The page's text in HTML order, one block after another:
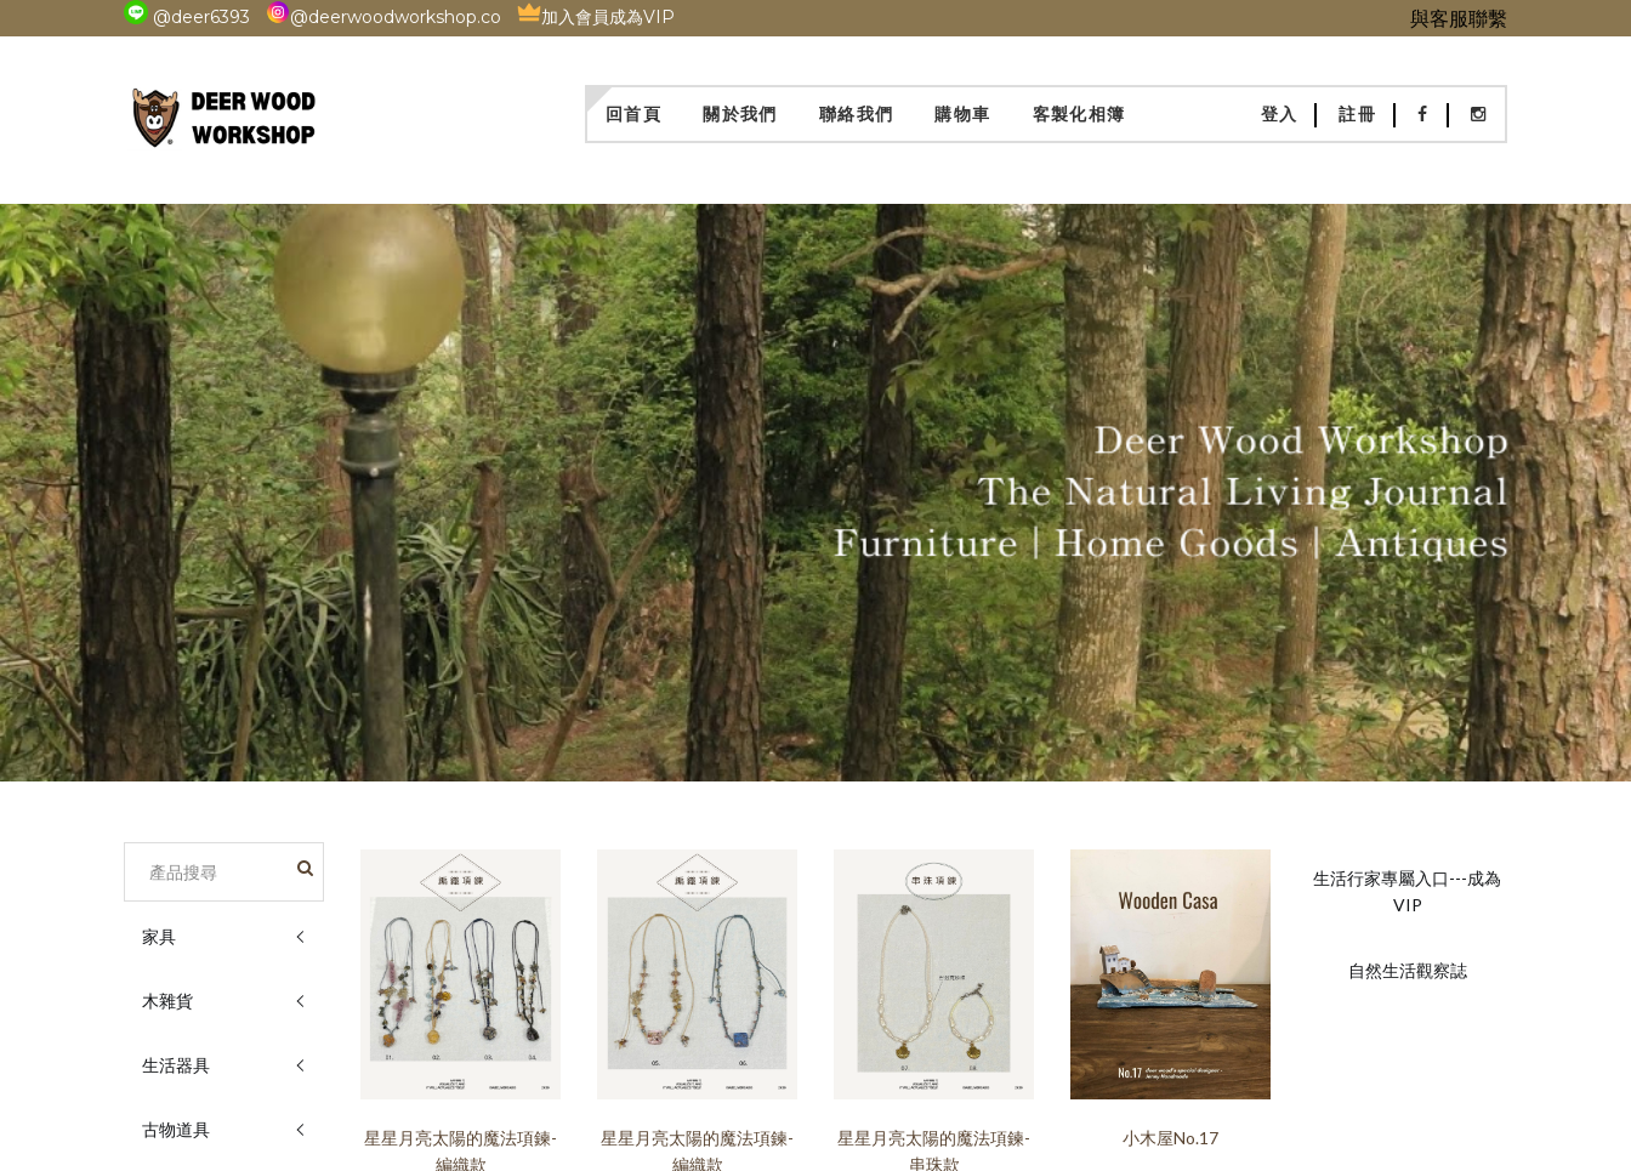
@deer6393 @deerwoodworkshop.co 加入會員成為VIP 與客服聯繫
回首頁 關於我們 聯絡我們 購物車 客製化相簿 登入 註冊
家具
木雜貨
生活器具
古物道具
星星月亮太陽的魔法項鍊-
編織款
星星月亮太陽的魔法項鍊-
編織款
星星月亮太陽的魔法項鍊-
串珠款
小木屋No.17
生活行家專屬入口---成為
VIP
自然生活觀察誌